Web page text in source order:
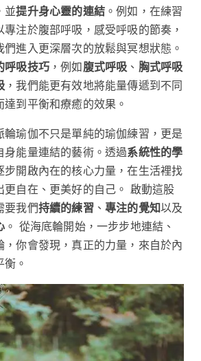
並提升身心靈的連結 。例如，在練習
專注於腹部呼吸，感受呼吸的節奏，
們進入更深層次的放鬆與冥想狀態。
呼吸技巧 ，例如腹式呼吸 、 胸式呼吸
，我們能更有效地將能量傳遞到不同
達到平衡和療癒的效果。
輪瑜伽不只是單純的瑜伽練習，更是
身能量連結的藝術。透過系統性的學
步開啟內在的核心力量，在生活裡找
更自在、更美好的自己。 啟動這股
要我們持續的練習 、專注的覺知以及
。 從海底輪開始，一步步地連結、
，你會發現，真正的力量，來自於內
。